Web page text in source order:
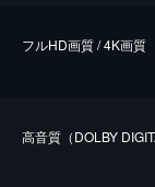
フルHD画質 / 4K画質
⾼⾳質（DOLBY